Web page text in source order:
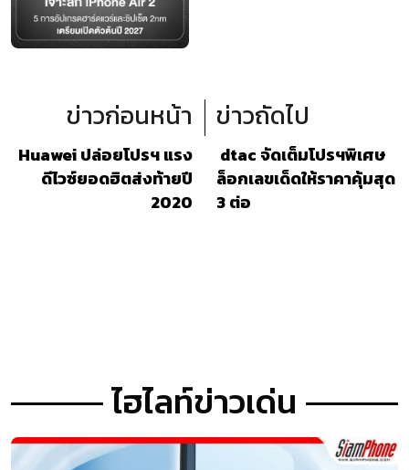
ข่าวก่อนหน้า
Huawei ปล่อยโปรฯ แรง
ดีไวซ์ยอดฮิตส่งท้ายปี
2020
ข่าวถัดไป
dtac จัดเต็มโปรฯพิเศษ
ล็อกเลขเด็ดให้ราคาคุ้มสุด
3 ต่อ
ไฮไลท์ข่าวเด่น